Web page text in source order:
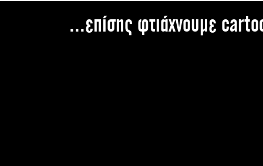
...επίσης φτιάχνουμε